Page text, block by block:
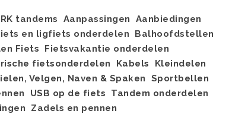
tandems Aanpassingen
Aanbiedingen
en ligfiets onderdelen
Balhoofdstellen
Fiets
Fietsvakantie onderdelen
fietsonderdelen Kabels
Kleindelen
Velgen, Naven & Spaken
Sportbellen
USB op de fiets
Tandem onderdelen
Zadels en pennen